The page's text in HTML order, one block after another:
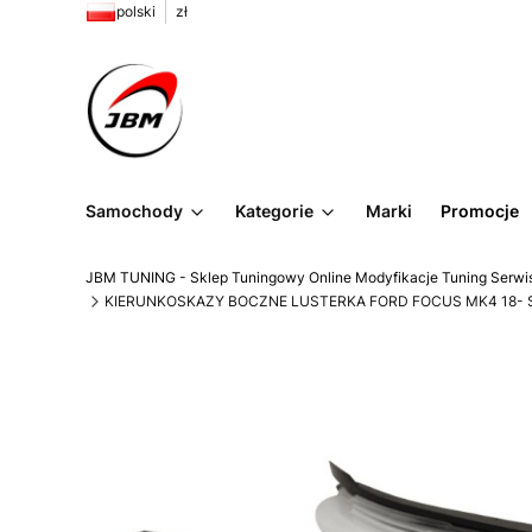
polski zł
Samochody Kategorie Marki Promocje
JBM TUNING - Sklep Tuningowy Online Modyfikacje Tuning
KIERUNKOSKAZY BOCZNE LUSTERKA FORD FOCUS MK4 18-